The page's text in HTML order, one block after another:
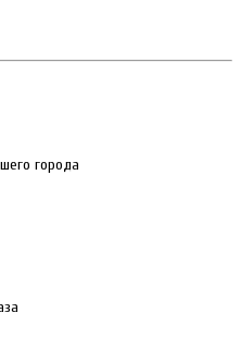
города